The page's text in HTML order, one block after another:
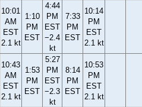
10:01
AM
EST
2.1 kt
1:10
PM
EST
4:44
PM
EST
−2.4
kt
7:33
PM
EST
10:14
PM
EST
2.1 kt
10:43
AM
EST
2.1 kt
1:53
PM
EST
5:27
PM
EST
−2.3
kt
8:14
PM
EST
10:53
PM
EST
2.1 kt